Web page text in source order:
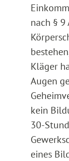
nach § 9
Kläger
Augen
kein
30-
eines